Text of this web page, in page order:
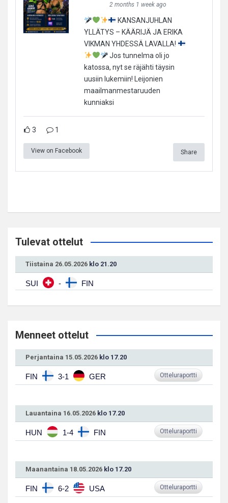
2 months 1 week ago
KANSANJUHLAN
YLLÄTYS – KÄÄRIJÄ JA ERIKA
VIKMAN YHDESSÄ LAVALLA!
Jos tunnelma oli jo
katossa, nyt se räjähti täysin
uusiin lukemiin! Leijonien
maailmanmestaruuden
kunniaksi
3 1
View on Facebook Share
Tulevat ottelut
Tiistaina 26.05.2026 klo 21.20
SUI - FIN
Menneet ottelut
Perjantaina 15.05.2026 klo 17.20
FIN 3-1 GER Otteluraportti
Lauantaina 16.05.2026 klo 17.20
HUN 1-4 FIN Otteluraportti
Maanantaina 18.05.2026 klo 17.20
FIN 6-2 USA Otteluraportti